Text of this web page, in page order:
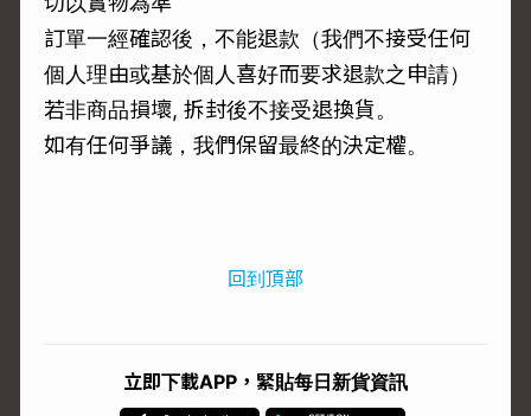
訂單一經確認後，不能退款（我們不接受任何
個人理由或基於個人喜好而要求退款之申請）
若非商品損壞, 拆封後不接受退換貨。
如有任何爭議，我們保留最終的決定權。
回到頂部
立即下載APP，緊貼每日新貨資訊